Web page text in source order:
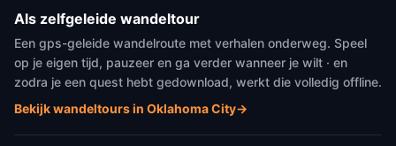
Als zelfgeleide wandeltour
Een gps-geleide wandelroute met verhalen onderweg. Speel
op je eigen tijd, pauzeer en ga verder wanneer je wilt · en
zodra je een quest hebt gedownload, werkt die volledig offline.
Bekijk wandeltours in Oklahoma City→